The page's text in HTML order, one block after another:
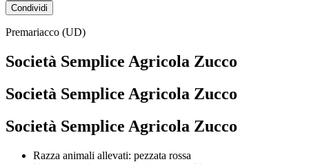
Condividi
Premariacco (UD)
Società Semplice Agricola Zucco
Società Semplice Agricola Zucco
Società Semplice Agricola Zucco
Razza animali allevati: pezzata rossa